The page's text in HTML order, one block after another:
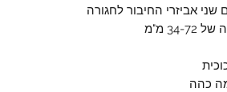
שני אביזרי החיבור לחגורה
מ"מ
כהה